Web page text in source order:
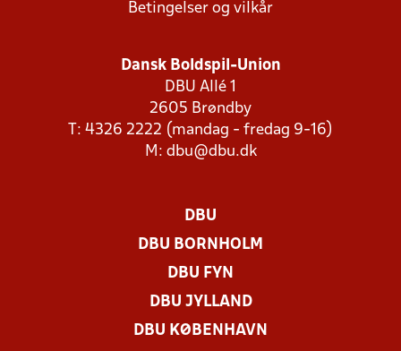
Betingelser og vilkår
Dansk Boldspil-Union
DBU Allé 1
2605 Brøndby
T: 4326 2222 (mandag - fredag 9-16)
M: dbu@dbu.dk
DBU
DBU BORNHOLM
DBU FYN
DBU JYLLAND
DBU KØBENHAVN